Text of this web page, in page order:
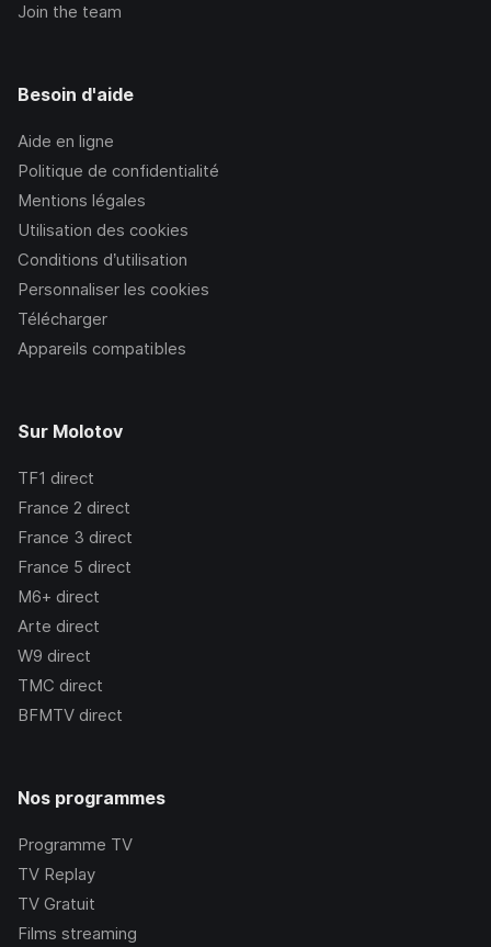
Join the team
Besoin d'aide
Aide en ligne
Politique de confidentialité
Mentions légales
Utilisation des cookies
Conditions d’utilisation
Personnaliser les cookies
Télécharger
Appareils compatibles
Sur Molotov
TF1 direct
France 2 direct
France 3 direct
France 5 direct
M6+ direct
Arte direct
W9 direct
TMC direct
BFMTV direct
Nos programmes
Programme TV
TV Replay
TV Gratuit
Films streaming